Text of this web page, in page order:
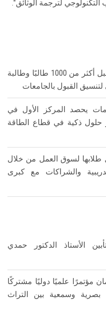
التكنولوجي لترجمة الوثائق".
معامل التنسيق الإلكتروني تستقبل أكثر من 1000 طالبًا وطالبة
لتنسيق القبول بالجامعات
يحصد المركز الأول في
حلول ذكية في قطاع الطاقة
لسوق العمل من خلال
والشراكات مع كبرى
الأستاذ الدكتور حمدي
مؤتمرًا علميًا دوليًا مشتركًا
بصرية وسمعية بين التراث